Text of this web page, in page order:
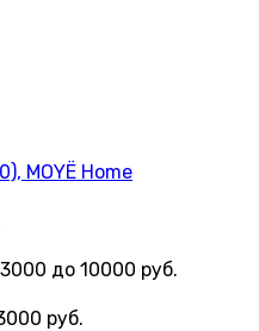
MOYЁ Home